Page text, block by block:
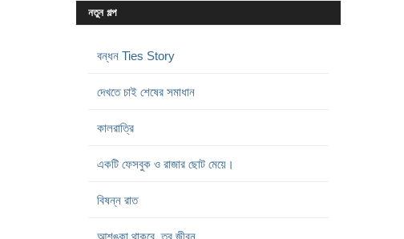
নতুন গল্প
বন্ধন Ties Story
দেখতে চাই শেষের সমাধান
কালরাত্রি
একটি ফেসবুক ও রাজার ছোট মেয়ে।
বিষন্ন রাত
আশঙ্কা থাকবে, তবু জীবন